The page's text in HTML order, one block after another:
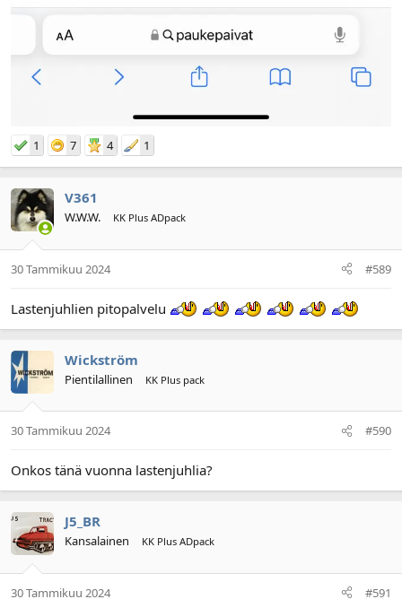
1 7 4 1
V361
W.W.W. KK Plus ADpack
30 Tammikuu 2024 #589
Lastenjuhlien pitopalvelu
Wickström
Pientilallinen KK Plus pack
30 Tammikuu 2024 #590
Onkos tänä vuonna lastenjuhlia?
J5_BR
Kansalainen KK Plus ADpack
30 Tammikuu 2024 #591